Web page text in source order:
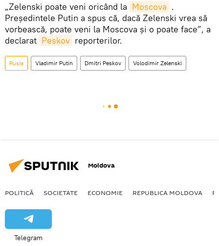
„Zelenski poate veni oricând la Moscova .
Președintele Putin a spus că, dacă Zelenski vrea să
vorbească, poate veni la Moscova și o poate face”, a
declarat Peskov reporterilor.
Rusia Vladimir Putin Dmitri Peskov Volodimir Zelenski
Moldova
POLITICĂ SOCIETATE ECONOMIE REPUBLICA MOLDOVA
Telegram